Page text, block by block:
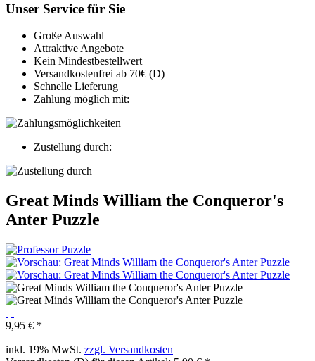
Unser Service für Sie
Große Auswahl
Attraktive Angebote
Kein Mindestbestellwert
Versandkostenfrei ab 70€ (D)
Schnelle Lieferung
Zahlung möglich mit:
Zustellung durch:
Great Minds William the Conqueror's
Anter Puzzle
9,95 € *
inkl. 19% MwSt. zzgl. Versandkosten